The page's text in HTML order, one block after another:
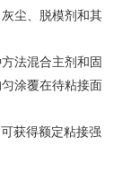
尘、脱模剂和其
法混合主剂和固
涂覆在待粘接面
获得额定粘接强